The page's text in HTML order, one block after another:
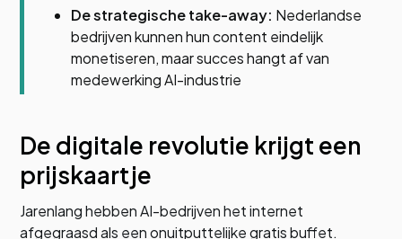
De strategische take-away: Nederlandse
bedrijven kunnen hun content eindelijk
monetiseren, maar succes hangt af van
medewerking AI-industrie
De digitale revolutie krijgt een
prijskaartje
Jarenlang hebben AI-bedrijven het internet
afgegraasd als een onuitputtelijke gratis buffet.